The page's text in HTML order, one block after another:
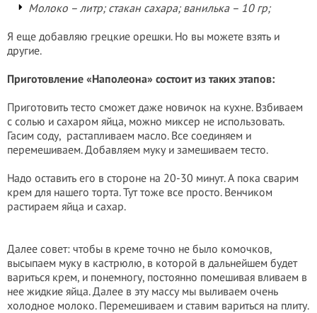
Молоко – литр; стакан сахара; ванилька – 10 гр;
Я еще добавляю грецкие орешки. Но вы можете взять и
другие.
Приготовление «Наполеона» состоит из таких этапов:
Приготовить тесто сможет даже новичок на кухне. Взбиваем
с солью и сахаром яйца, можно миксер не использовать.
Гасим соду, растапливаем масло. Все соединяем и
перемешиваем. Добавляем муку и замешиваем тесто.
Надо оставить его в стороне на 20-30 минут. А пока сварим
крем для нашего торта. Тут тоже все просто. Венчиком
растираем яйца и сахар.
Далее совет: чтобы в креме точно не было комочков,
высыпаем муку в кастрюлю, в которой в дальнейшем будет
вариться крем, и понемногу, постоянно помешивая вливаем в
нее жидкие яйца. Далее в эту массу мы выливаем очень
холодное молоко. Перемешиваем и ставим вариться на плиту.